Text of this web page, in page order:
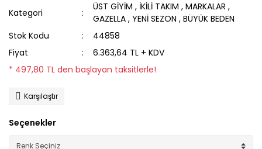
Kategori
ÜST GİYİM , İKİLİ TAKIM ,MARKALAR ,
GAZELLA ,YENİ SEZON,BÜYÜK BEDEN
Stok Kodu
44858
Fiyat
6.363,64 TL + KDV
* 497,80 TL den başlayan taksitlerle!
Karşılaştır
Seçenekler